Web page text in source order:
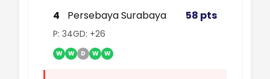
4 Persebaya Surabaya 58 pts
P: 34GD: +26
W W D W W